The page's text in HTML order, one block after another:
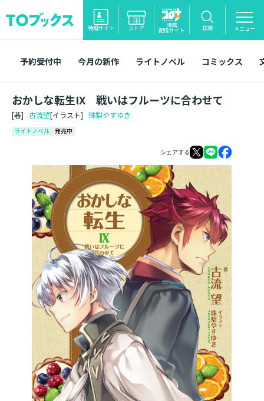
特設サイト ストア 漫画
配信サイト 検索 メニュー
予約受付中 今月の新作 ライトノベル コミックス
おかしな転生IX 戦いはフルーツに合わせて
[著] 古流望[イラスト] 珠梨やすゆき
ライトノベル 発売中
シェアする